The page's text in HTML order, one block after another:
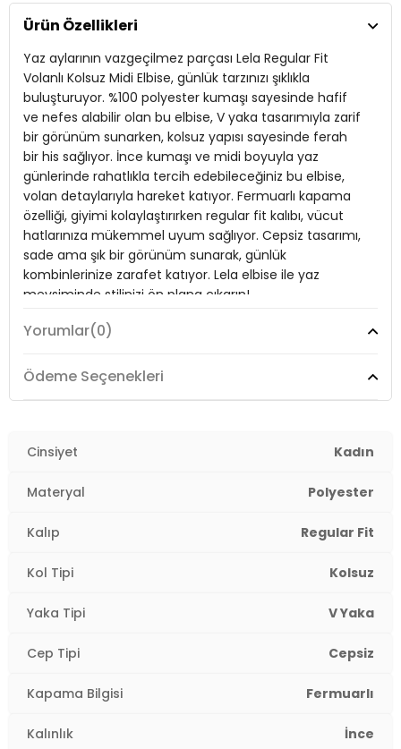
Giyim Tarzı:Günlük/Casual
Mevsim:Yazlık
Materyal:%100 Polyester
Yaka Tipi:V Yaka
Kapama Şekli:Fermuarlı
Kol Tipi:Kolsuz
Cep Tipi: Cepsiz
Astar Durumu:Astarsız
Uzunluk:Midi
Kalıp Bilgisi:
Yaş Grubu:Yetişkin
Menşei:
2DY611EL574.2565
Ürün Özellikleri
Yaz aylarının vazgeçilmez parçası Lela Regular Fit
Volanlı Kolsuz Midi Elbise, günlük tarzınızı şıklıkla
buluşturuyor. %100 polyester kumaşı sayesinde hafif
ve nefes alabilir olan bu elbise, V yaka tasarımıyla zarif
bir görünüm sunarken, kolsuz yapısı sayesinde ferah
bir his sağlıyor. İnce kumaşı ve midi boyuyla yaz
günlerinde rahatlıkla tercih edebileceğiniz bu elbise,
volan detaylarıyla hareket katıyor. Fermuarlı kapama
özelliği, giyimi kolaylaştırırken regular fit kalıbı, vücut
hatlarınıza mükemmel uyum sağlıyor. Cepsiz tasarımı,
sade ama şık bir görünüm sunarak, günlük
kombinlerinize zarafet katıyor. Lela elbise ile yaz
mevsiminde stilinizi ön plana çıkarın!
Astar Durumu:
Yorumlar(0)
Ödeme Seçenekleri
Cinsiyet Kadın
Materyal Polyester
Kalıp Regular Fit
Kol Tipi Kolsuz
Yaka Tipi V Yaka
Cep Tipi Cepsiz
Kapama Bilgisi Fermuarlı
Kalınlık İnce